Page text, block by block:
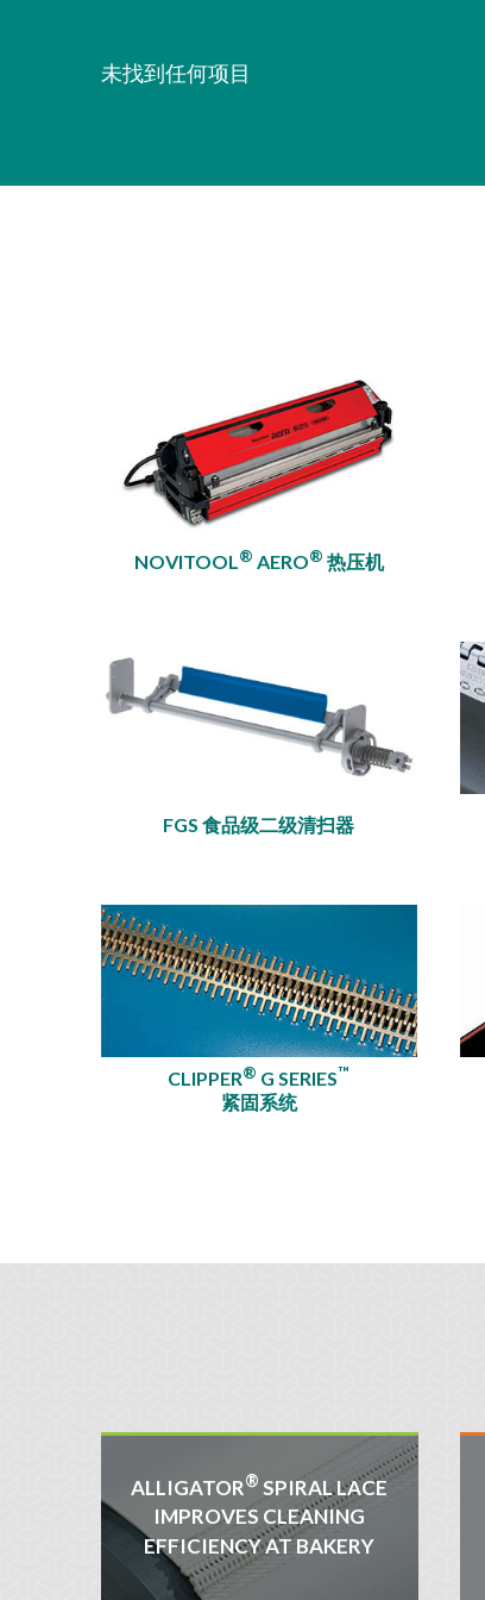
未找到任何项目
NOVITOOL® AERO® 热压机
FGS 食品级二级清扫器
CLIPPER® G SERIES™
紧固系统
ALLIGATOR® SPIRAL LACE
IMPROVES CLEANING
EFFICIENCY AT BAKERY